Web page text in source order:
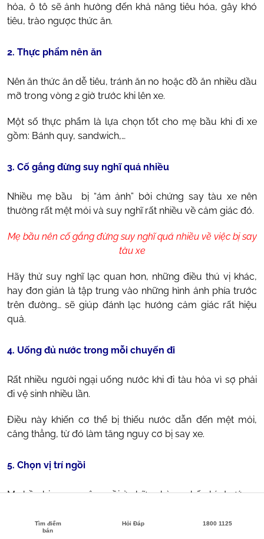
hỏa, ô tô sẽ ảnh hưởng đến khả năng tiêu hóa, gây khó
tiêu, trào ngược thức ăn.
2. Thực phẩm nên ăn
Nên ăn thức ăn dễ tiêu, tránh ăn no hoặc đồ ăn nhiều dầu
mỡ trong vòng 2 giờ trước khi lên xe.
Một số thực phẩm là lựa chọn tốt cho mẹ bầu khi đi xe
gồm: Bánh quy, sandwich,…
3. Cố gắng đừng suy nghĩ quá nhiều
Nhiều mẹ bầu bị “ám ảnh” bởi chứng say tàu xe nên
thường rất mệt mỏi và suy nghĩ rất nhiều về cảm giác đó.
Mẹ bầu nên cố gắng đừng suy nghĩ quá nhiều về việc bị say
tàu xe
Hãy thử suy nghĩ lạc quan hơn, những điều thú vị khác,
hay đơn giản là tập trung vào những hình ảnh phía trước
trên đường… sẽ giúp đánh lạc hướng cảm giác rất hiệu
quả.
4. Uống đủ nước trong mỗi chuyến đi
Rất nhiều người ngại uống nước khi đi tàu hỏa vì sợ phải
đi vệ sinh nhiều lần.
Điều này khiến cơ thể bị thiếu nước dẫn đến mệt mỏi,
căng thẳng, từ đó làm tăng nguy cơ bị say xe.
5. Chọn vị trí ngồi
Mẹ bầu bị say xe nên ngồi ở những hàng ghế phía trước.
Tìm điểm
bán
Hỏi Đáp 1800 1125